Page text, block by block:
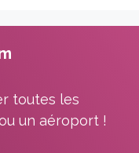
toutes les
un aéroport !